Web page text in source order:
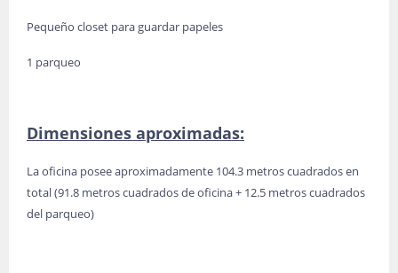
Pequeño closet para guardar papeles
1 parqueo
Dimensiones aproximadas:
La oficina posee aproximadamente 104.3 metros cuadrados en
total (91.8 metros cuadrados de oficina + 12.5 metros cuadrados
del parqueo)